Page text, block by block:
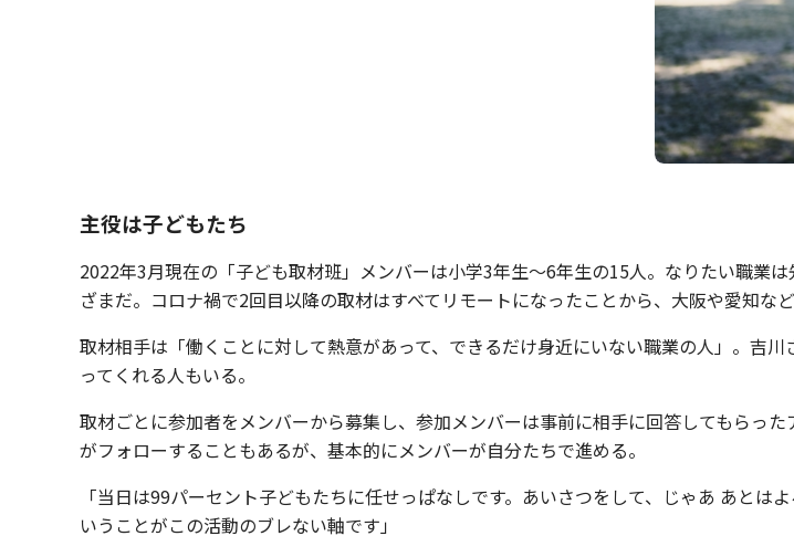
主役は子どもたち
2022年3月現在の「子ども取材班」メンバーは小学3年生〜6年生の15人。なりたい職業
ざまだ。コロナ禍で2回目以降の取材はすべてリモートになったことから、大阪や愛知な
取材相手は「働くことに対して熱意があって、できるだけ身近にいない職業の人」。吉
ってくれる人もいる。
取材ごとに参加者をメンバーから募集し、参加メンバーは事前に相手に回答してもらっ
がフォローすることもあるが、基本的にメンバーが自分たちで進める。
「当日は99パーセント子どもたちに任せっぱなしです。あいさつをして、じゃあ あと
いうことがこの活動のブレない軸です」